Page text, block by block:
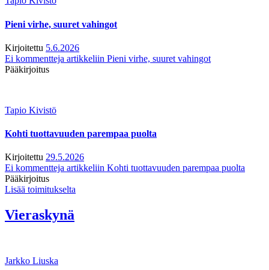
Pieni virhe, suuret vahingot
Kirjoitettu 5.6.2026
Ei kommentteja artikkeliin Pieni virhe, suuret vahingot
Pääkirjoitus
Tapio Kivistö
Kohti tuottavuuden parempaa puolta
Kirjoitettu 29.5.2026
Ei kommentteja artikkeliin Kohti tuottavuuden parempaa puolta
Pääkirjoitus
Lisää toimitukselta
Vieraskynä
Jarkko Liuska